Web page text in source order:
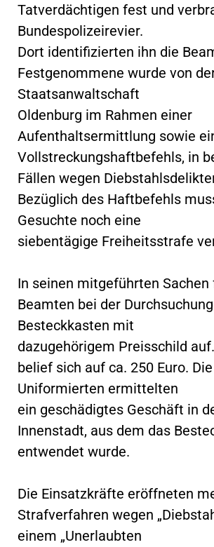
Tatverdächtigen fest und
Bundespolizeirevier.
Dort identifizierten ihn die
Festgenommene wurde von
Staatsanwaltschaft
Oldenburg im Rahmen einer
Aufenthaltsermittlung sowie
Vollstreckungshaftbefehls, in
Fällen wegen
Bezüglich des Haftbefehls
Gesuchte noch eine
siebentägige Freiheitsstrafe
In seinen mitgeführten Sachen
Beamten bei der
Besteckkasten mit
dazugehörigem Preisschild
belief sich auf ca. 250 Euro. Die
Uniformierten ermittelten
ein geschädigtes Geschäft in
Innenstadt, aus dem das
entwendet wurde.
Die Einsatzkräfte eröffneten
Strafverfahren wegen
einem „Unerlaubten